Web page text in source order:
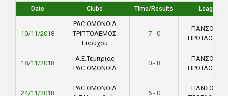
Date Clubs Time/Results League
10/11/2018
PAC ΟΜΟΝΟΙΑ
ΤΡΙΠΤΟΛΕΜΟΣ
Ευρύχου
7 - 0
ΠΑΝΣΟΛΕΙΟ
18/11/2018
Α.Ε.Τεμπριάς
PAC ΟΜΟΝΟΙΑ
0 - 8
ΠΑΝΣΟΛΕΙΟ
24/11/2018
PAC ΟΜΟΝΟΙΑ
5 - 0
ΠΑΝΣΟΛΕΙΟ